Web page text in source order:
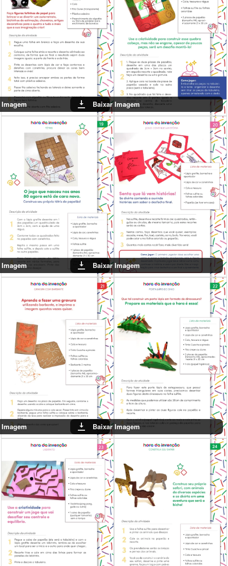
Baixar Imagem Baixar Imagem
Baixar Imagem Baixar Imagem
Baixar Imagem Baixar Imagem